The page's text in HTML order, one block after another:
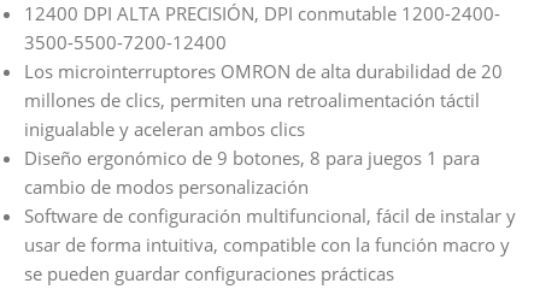
12400 DPI ALTA PRECISIÓN, DPI conmutable 1200-2400-
3500-5500-7200-12400
Los microinterruptores OMRON de alta durabilidad de 20
millones de clics, permiten una retroalimentación táctil
inigualable y aceleran ambos clics
Diseño ergonómico de 9 botones, 8 para juegos 1 para
cambio de modos personalización
Software de configuración multifuncional, fácil de instalar y
usar de forma intuitiva, compatible con la función macro y
se pueden guardar configuraciones prácticas